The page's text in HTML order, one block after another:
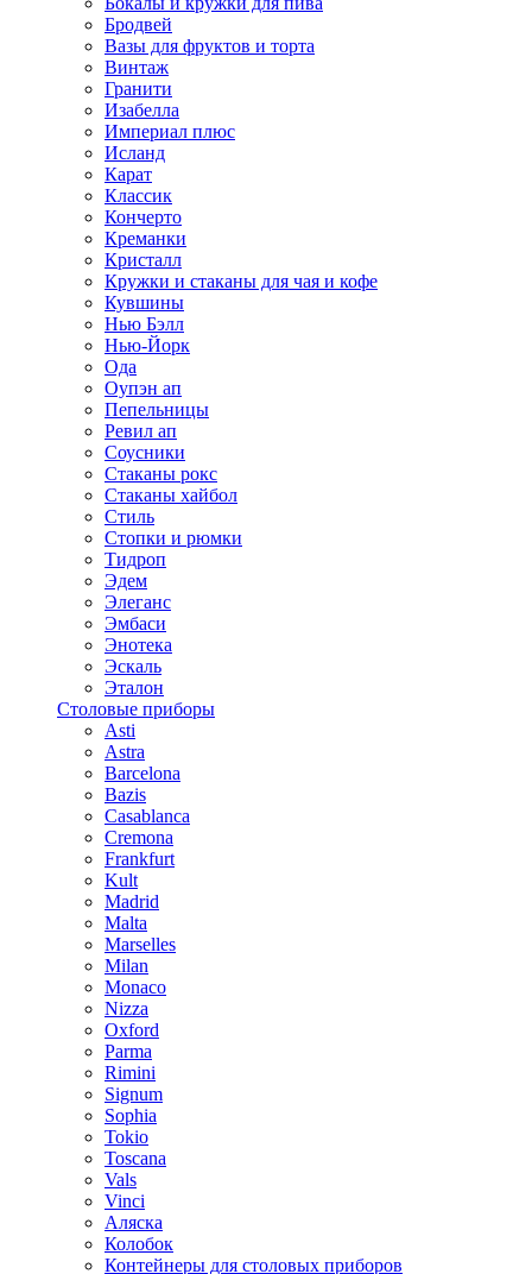
Бродвей
Вазы для фруктов и торта
Винтаж
Гранити
Изабелла
Империал плюс
Исланд
Карат
Классик
Кончерто
Креманки
Кристалл
Кружки и стаканы для чая и кофе
Кувшины
Нью Бэлл
Нью-Йорк
Ода
Оупэн ап
Пепельницы
Ревил ап
Соусники
Стаканы рокс
Стаканы хайбол
Стиль
Стопки и рюмки
Тидроп
Эдем
Элеганс
Эмбаси
Энотека
Эскаль
Эталон
Столовые приборы
Asti
Astra
Barcelona
Bazis
Casablanca
Cremona
Frankfurt
Kult
Madrid
Malta
Marselles
Milan
Monaco
Nizza
Oxford
Parma
Rimini
Signum
Sophia
Tokio
Toscana
Vals
Vinci
Аляска
Колобок
Контейнеры для столовых приборов